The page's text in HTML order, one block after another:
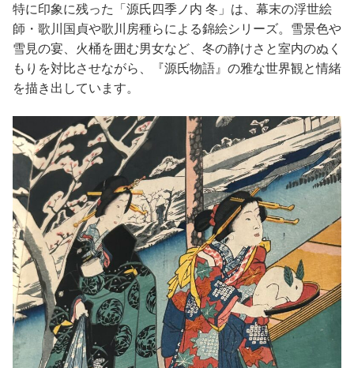
特に印象に残った「源氏四季ノ内 冬」は、幕末の浮世絵
師・歌川国貞や歌川房種らによる錦絵シリーズ。雪景色や
雪見の宴、火桶を囲む男女など、冬の静けさと室内のぬく
もりを対比させながら、『源氏物語』の雅な世界観と情緒
を描き出しています。